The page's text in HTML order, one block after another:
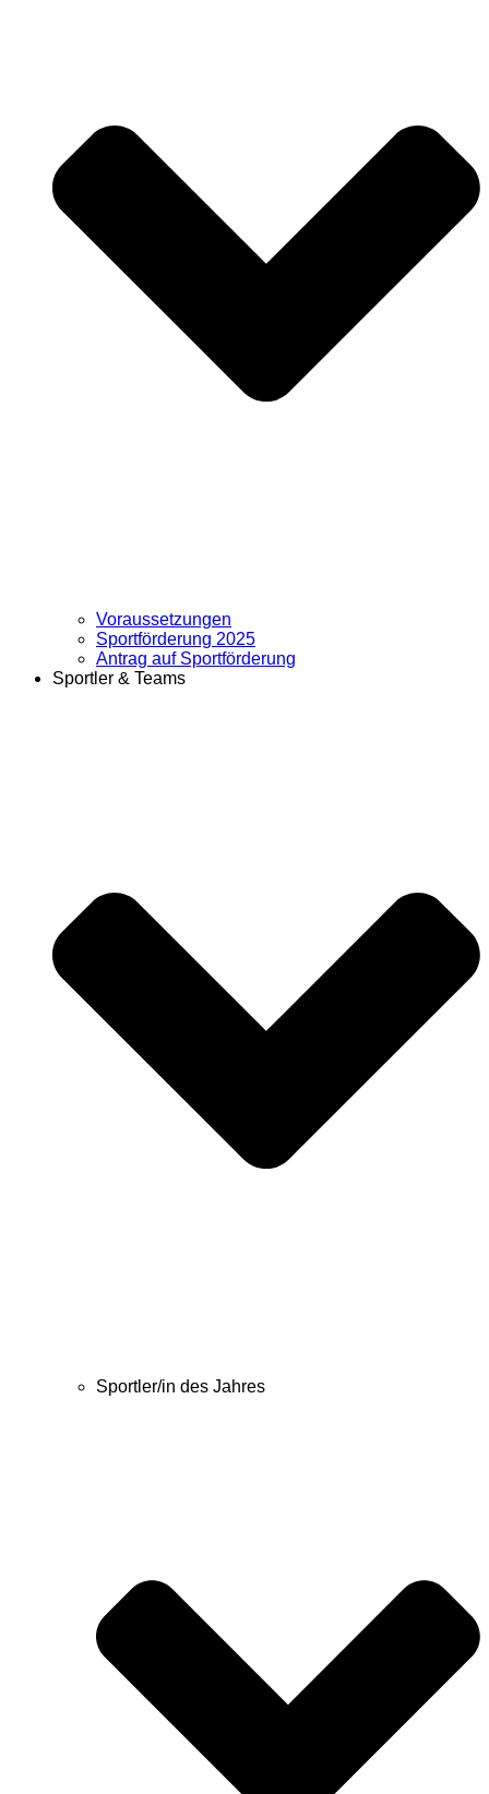
Voraussetzungen
Sportförderung 2025
Antrag auf Sportförderung
Sportler & Teams
Sportler/in des Jahres